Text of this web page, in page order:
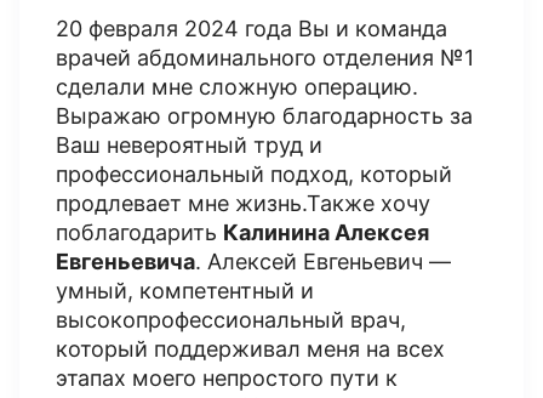
20 февраля 2024 года Вы и команда
врачей абдоминального отделения №1
сделали мне сложную операцию.
Выражаю огромную благодарность за
Ваш невероятный труд и
профессиональный подход, который
продлевает мне жизнь.Также хочу
поблагодарить Калинина Алексея
Евгеньевича. Алексей Евгеньевич —
умный, компетентный и
высокопрофессиональный врач,
который поддерживал меня на всех
этапах моего непростого пути к